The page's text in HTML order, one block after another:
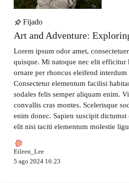
Fijado
Art and Adventure:
Lorem ipsum odor amet,
quisque. Mi natoque nec elit efficitur
ornare per rhoncus eleifend
Consectetur elementum facilisi
sodales felis semper aliquam enim.
convallis cras montes. Scelerisque
enim donec. Sapien suscipit
elit nisi taciti elementum molestie
Eileen_Lee
5 ago 2024 16:23